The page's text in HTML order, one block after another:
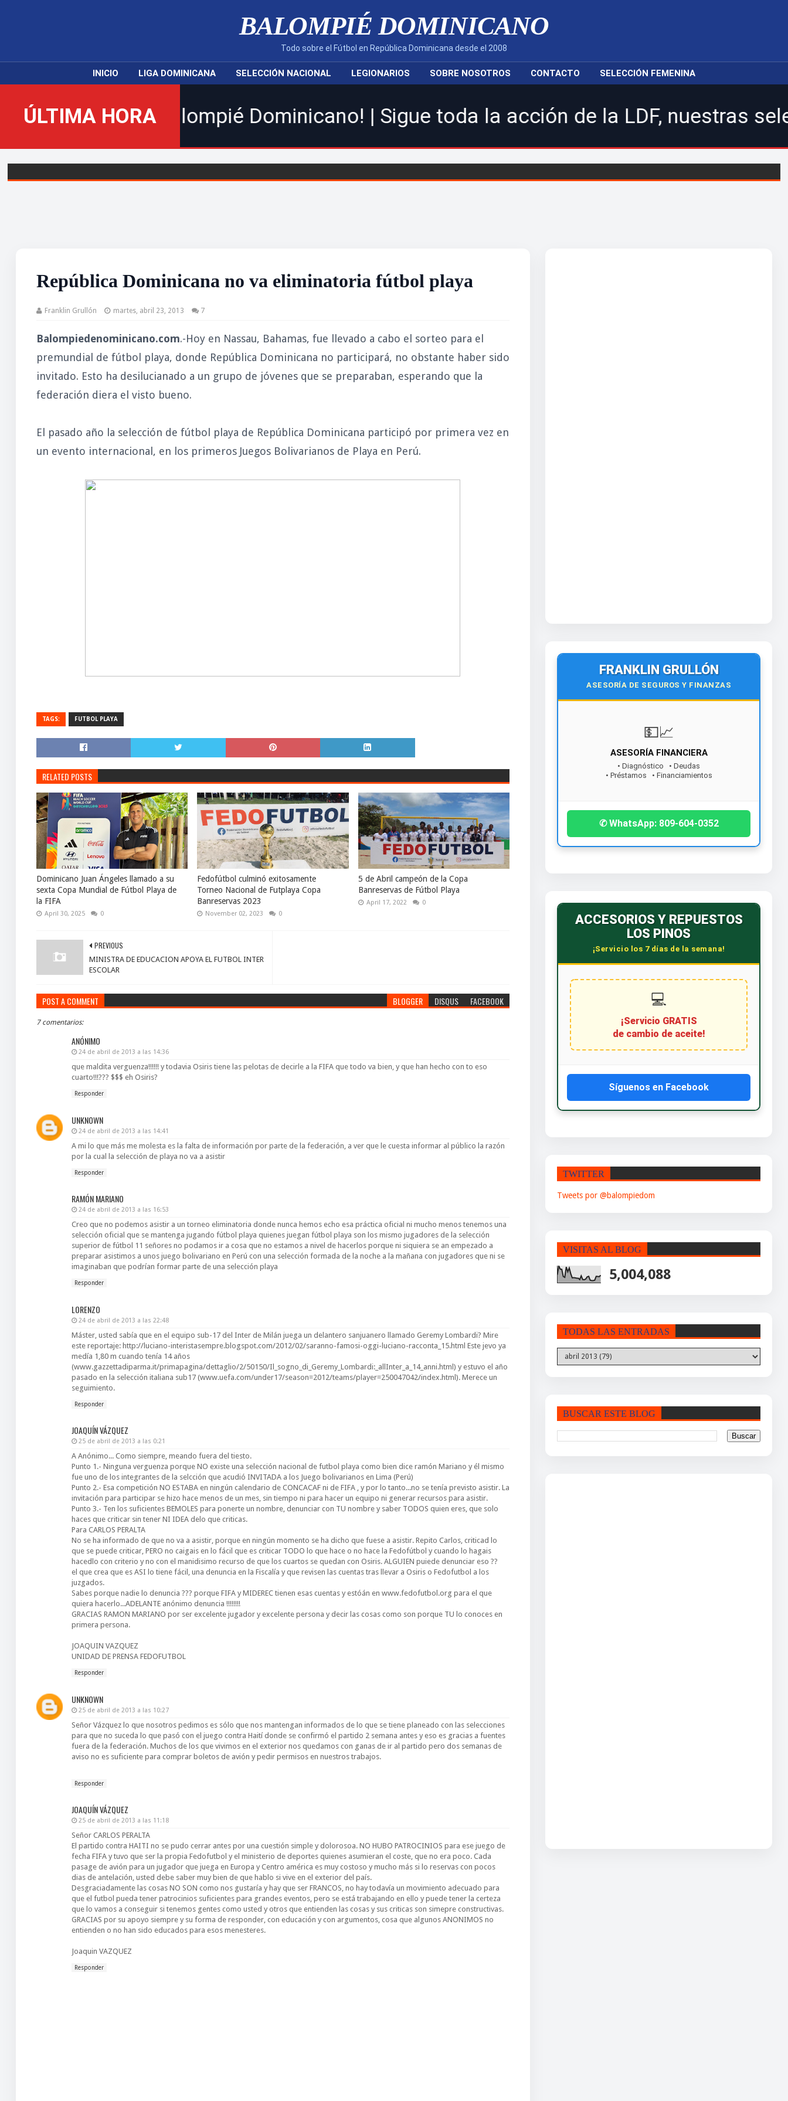
BALOMPIÉ DOMINICANO
Todo sobre el Fútbol en República Dominicana desde el 2008
INICIO LIGA DOMINICANA SELECCIÓN NACIONAL LEGIONARIOS SOBRE NOSOTROS CONTACTO SELECCIÓN FEMENINA
ÚLTIMA HORA
Balompié Dominicano! | Sigue toda la acción de la LDF, nuestras selecciones
República Dominicana no va eliminatoria fútbol playa
Franklin Grullón martes, abril 23, 2013 7
Balompiedenominicano.com.-Hoy en Nassau, Bahamas, fue llevado a cabo el sorteo para el
premundial de fútbol playa, donde República Dominicana no participará, no obstante haber sido
invitado. Esto ha desilucianado a un grupo de jóvenes que se preparaban, esperando que la
federación diera el visto bueno.
El pasado año la selección de fútbol playa de República Dominicana participó por primera vez en
un evento internacional, en los primeros Juegos Bolivarianos de Playa en Perú.
TAGS: FUTBOL PLAYA
RELATED POSTS
Dominicano Juan Ángeles llamado a su
sexta Copa Mundial de Fútbol Playa de
la FIFA
April 30, 2025 0
Fedofútbol culminó exitosamente
Torneo Nacional de Futplaya Copa
Banreservas 2023
November 02, 2023 0
5 de Abril campeón de la Copa
Banreservas de Fútbol Playa
April 17, 2022 0
PREVIOUS
MINISTRA DE EDUCACION APOYA EL FUTBOL INTER
ESCOLAR
POST A COMMENT BLOGGER DISQUS FACEBOOK
7 comentarios:
ANÓNIMO
24 de abril de 2013 a las 14:36
que maldita verguenza!!!!!! y todavia Osiris tiene las pelotas de decirle a la FIFA que todo va bien, y que han hecho con to eso
cuarto!!!??? $$$ eh Osiris?
Responder
UNKNOWN
24 de abril de 2013 a las 14:41
A mi lo que más me molesta es la falta de información por parte de la federación, a ver que le cuesta informar al público la razón
por la cual la selección de playa no va a asistir
Responder
RAMÓN MARIANO
24 de abril de 2013 a las 16:53
Creo que no podemos asistir a un torneo eliminatoria donde nunca hemos echo esa práctica oficial ni mucho menos tenemos una
selección oficial que se mantenga jugando fútbol playa quienes juegan fútbol playa son los mismo jugadores de la selección
superior de fútbol 11 señores no podamos ir a cosa que no estamos a nivel de hacerlos porque ni siquiera se an empezado a
preparar asistimos a unos juego bolivariano en Perú con una selección formada de la noche a la mañana con jugadores que ni se
imaginaban que podrían formar parte de una selección playa
Responder
LORENZO
24 de abril de 2013 a las 22:48
Máster, usted sabía que en el equipo sub-17 del Inter de Milán juega un delantero sanjuanero llamado Geremy Lombardi? Mire
este reportaje: http://luciano-interistasempre.blogspot.com/2012/02/saranno-famosi-oggi-luciano-racconta_15.html Este jevo ya
medía 1,80 m cuando tenía 14 años
(www.gazzettadiparma.it/primapagina/dettaglio/2/50150/Il_sogno_di_Geremy_Lombardi:_allInter_a_14_anni.html) y estuvo el año
pasado en la selección italiana sub17 (www.uefa.com/under17/season=2012/teams/player=250047042/index.html). Merece un
seguimiento.
Responder
JOAQUÍN VÁZQUEZ
25 de abril de 2013 a las 0:21
A Anónimo... Como siempre, meando fuera del tiesto.
Punto 1.- Ninguna verguenza porque NO existe una selección nacional de futbol playa como bien dice ramón Mariano y él mismo
fue uno de los integrantes de la selcción que acudió INVITADA a los Juego bolivarianos en Lima (Perú)
Punto 2.- Esa competición NO ESTABA en ningún calendario de CONCACAF ni de FIFA , y por lo tanto...no se tenía previsto asistir. La
invitación para participar se hizo hace menos de un mes, sin tiempo ni para hacer un equipo ni generar recursos para asistir.
Punto 3.- Ten los suficientes BEMOLES para ponerte un nombre, denunciar con TU nombre y saber TODOS quien eres, que solo
haces que criticar sin tener NI IDEA delo que criticas.
Para CARLOS PERALTA
No se ha informado de que no va a asistir, porque en ningún momento se ha dicho que fuese a asistir. Repito Carlos, criticad lo
que se puede criticar, PERO no caigais en lo fácil que es criticar TODO lo que hace o no hace la Fedofútbol y cuando lo hagais
hacedlo con criterio y no con el manidisimo recurso de que los cuartos se quedan con Osiris. ALGUIEN puiede denunciar eso ??
el que crea que es ASI lo tiene fácil, una denuncia en la Fiscalía y que revisen las cuentas tras llevar a Osiris o Fedofutbol a los
juzgados.
Sabes porque nadie lo denuncia ??? porque FIFA y MIDEREC tienen esas cuentas y estóán en www.fedofutbol.org para el que
quiera hacerlo...ADELANTE anónimo denuncia !!!!!!!!
GRACIAS RAMON MARIANO por ser excelente jugador y excelente persona y decir las cosas como son porque TU lo conoces en
primera persona.
JOAQUIN VAZQUEZ
UNIDAD DE PRENSA FEDOFUTBOL
Responder
UNKNOWN
25 de abril de 2013 a las 10:27
Señor Vázquez lo que nosotros pedimos es sólo que nos mantengan informados de lo que se tiene planeado con las selecciones
para que no suceda lo que pasó con el juego contra Haití donde se confirmó el partido 2 semana antes y eso es gracias a fuentes
fuera de la federación. Muchos de los que vivimos en el exterior nos quedamos con ganas de ir al partido pero dos semanas de
aviso no es suficiente para comprar boletos de avión y pedir permisos en nuestros trabajos.
Responder
JOAQUÍN VÁZQUEZ
25 de abril de 2013 a las 11:18
Señor CARLOS PERALTA
El partido contra HAITI no se pudo cerrar antes por una cuestión simple y dolorosoa. NO HUBO PATROCINIOS para ese juego de
fecha FIFA y tuvo que ser la propia Fedofutbol y el ministerio de deportes quienes asumieran el coste, que no era poco. Cada
pasage de avión para un jugador que juega en Europa y Centro américa es muy costoso y mucho más si lo reservas con pocos
dias de antelación, usted debe saber muy bien de que hablo si vive en el exterior del país.
Desgraciadamente las cosas NO SON como nos gustaría y hay que ser FRANCOS, no hay todavía un movimiento adecuado para
que el futbol pueda tener patrocinios suficientes para grandes eventos, pero se está trabajando en ello y puede tener la certeza
que lo vamos a conseguir si tenemos gentes como usted y otros que entienden las cosas y sus criticas son simepre constructivas.
GRACIAS por su apoyo siempre y su forma de responder, con educación y con argumentos, cosa que algunos ANONIMOS no
entienden o no han sido educados para esos menesteres.
Joaquin VAZQUEZ
Responder
FRANKLIN GRULLÓN
ASESORÍA DE SEGUROS Y FINANZAS
💵📈
ASESORÍA FINANCIERA
• Préstamos • Financiamientos
¡Contáctanos hoy!
✆ WhatsApp: 809-604-0352
ACCESORIOS Y REPUESTOS
LOS PINOS
¡Servicio los 7 días de la semana!
💻
¡Servicio GRATIS
de cambio de aceite!
Síguenos en Facebook
TWITTER
Tweets por @balompiedom
VISITAS AL BLOG
5,004,088
TODAS LAS ENTRADAS
BUSCAR ESTE BLOG